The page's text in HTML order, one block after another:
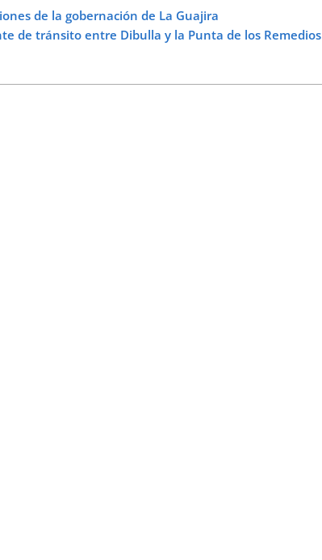
de la gobernación de La Guajira
de tránsito entre Dibulla y la Punta de los Remedios